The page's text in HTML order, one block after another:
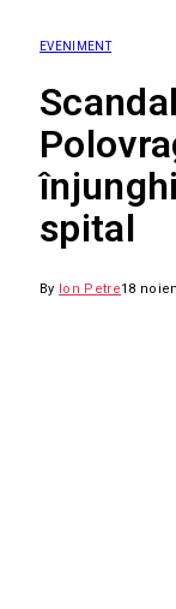
EVENIMENT
spital
By Ion Petre18